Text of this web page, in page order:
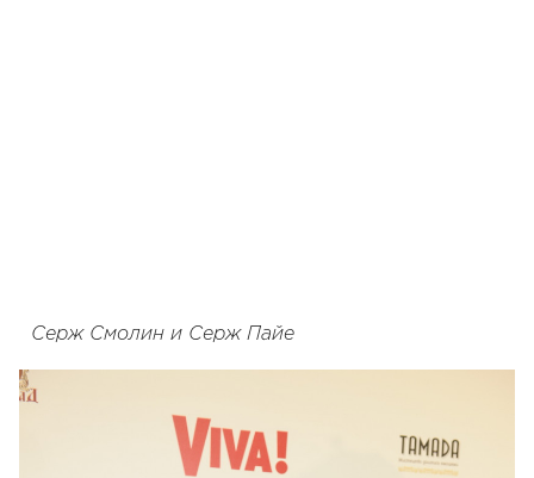
Серж Смолин и Серж Пайе